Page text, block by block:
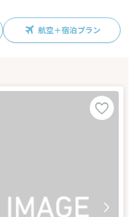
航空＋宿泊プラン